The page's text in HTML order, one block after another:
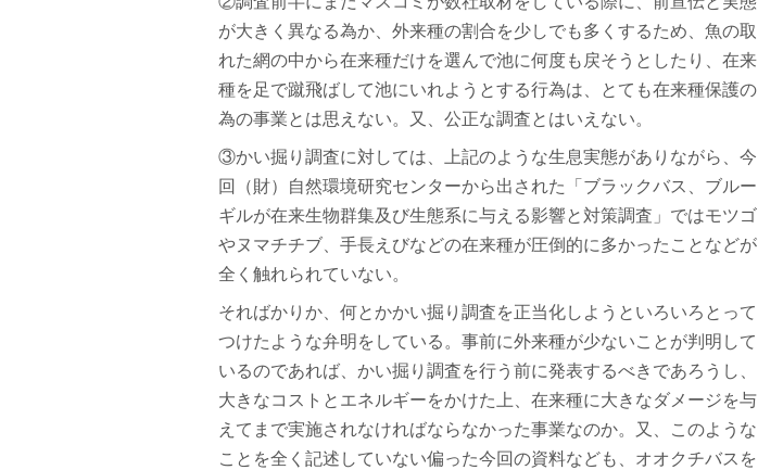
が大きく異なる為か、外来種の割合を少しでも多くするため、魚の取
れた網の中から在来種だけを選んで池に何度も戻そうとしたり、在来
種を足で蹴飛ばして池にいれようとする行為は、とても在来種保護の
為の事業とは思えない。又、公正な調査とはいえない。
③かい掘り調査に対しては、上記のような生息実態がありながら、今
回（財）自然環境研究センターから出された「ブラックバス、ブルー
ギルが在来生物群集及び生態系に与える影響と対策調査」ではモツゴ
やヌマチチブ、手長えびなどの在来種が圧倒的に多かったことなどが
全く触れられていない。
そればかりか、何とかかい掘り調査を正当化しようといろいろとって
つけたような弁明をしている。事前に外来種が少ないことが判明して
いるのであれば、かい掘り調査を行う前に発表するべきであろうし、
大きなコストとエネルギーをかけた上、在来種に大きなダメージを与
えてまで実施されなければならなかった事業なのか。又、このような
ことを全く記述していない偏った今回の資料なども、オオクチバスを